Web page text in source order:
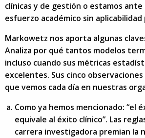
clínicas y de gestión o estamos
esfuerzo académico sin aplicabilidad
Markowetz nos aporta algunas
Analiza por qué tantos modelos
incluso cuando sus métricas
excelentes. Sus cinco
que vemos cada día en nuestras
Como ya hemos mencionado: “el
equivale al éxito clínico”. Las
carrera investigadora premian la